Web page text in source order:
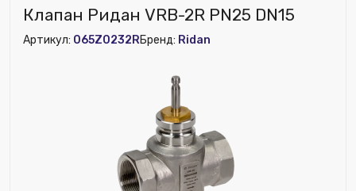
Возможность установки сервопривода:Нет
Наличие обратного клапана:
Возможность установки термодатчика:
Клапан Ридан VRB-2R PN25 DN15
Артикул: 065Z0232RБренд: Ridan